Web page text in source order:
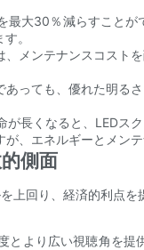
最大30％減らすこと
。
メンテナンスコス
っても、優れた明る
が長くなると、LEDス
、エネルギーとメン
側面
上回り、経済的利点を
とより広い視聴角を